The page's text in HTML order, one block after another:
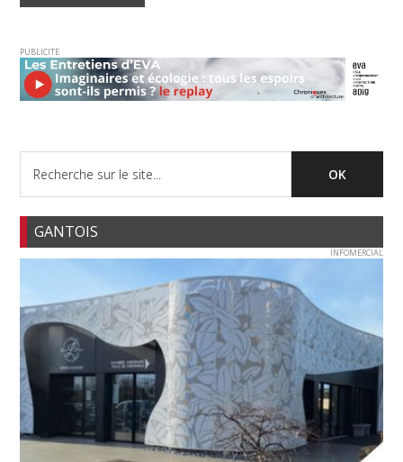
PUBLICITE
GANTOIS
INFOMERCIAL